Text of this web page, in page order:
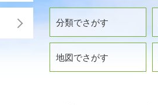
分類でさがす
地図でさがす